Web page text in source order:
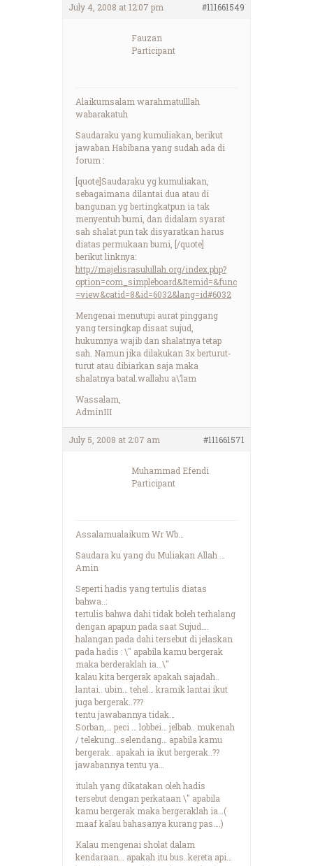
July 4, 2008 at 12:07 pm #111661549
Fauzan
Participant
Alaikumsalam warahmatulllah
wabarakatuh
Saudaraku yang kumuliakan, berikut
jawaban Habibana yang sudah ada di
forum :
[quote]Saudaraku yg kumuliakan,
sebagaimana dilantai dua atau di
bangunan yg bertingkatpun ia tak
menyentuh bumi, dan didalam syarat
sah shalat pun tak disyaratkan harus
diatas permukaan bumi, [/quote]
berikut linknya:
http://majelisrasulullah.org/index.php?
option=com_simpleboard&Itemid=&func
=view&catid=8&id=6032&lang=id#6032
Mengenai menutupi aurat pinggang
yang tersingkap disaat sujud,
hukumnya wajib dan shalatnya tetap
sah. Namun jika dilakukan 3x berturut-
turut atau dibiarkan saja maka
shalatnya batal.wallahu a\’lam
Wassalam,
AdminIII
July 5, 2008 at 2:07 am #111661571
Muhammad Efendi
Participant
Assalamualaikum Wr Wb…
Saudara ku yang du Muliakan Allah …
Amin
Seperti hadis yang tertulis diatas
bahwa..:
tertulis bahwa dahi tidak boleh terhalang
dengan apapun pada saat Sujud….
halangan pada dahi tersebut di jelaskan
pada hadis : \" apabila kamu bergerak
maka berderaklah ia…\"
kalau kita bergerak apakah sajadah..
lantai.. ubin… tehel… kramik lantai ikut
juga bergerak..???
tentu jawabannya tidak…
Sorban,… peci … lobbei… jelbab.. mukenah
/ telekung…selendang… apabila kamu
bergerak.. apakah ia ikut bergerak..??
jawabannya tentu ya…
itulah yang dikatakan oleh hadis
tersebut dengan perkataan \" apabila
kamu bergerak maka bergeraklah ia…(
maaf kalau bahasanya kurang pas….)
Kalau mengenai sholat dalam
kendaraan… apakah itu bus..kereta api…